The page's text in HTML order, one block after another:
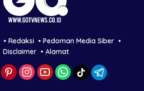
Redaksi
Pedoman Media Siber
Disclaimer
Alamat